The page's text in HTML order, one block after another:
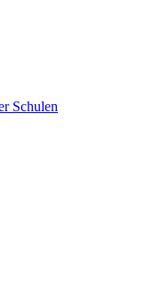
Schulen